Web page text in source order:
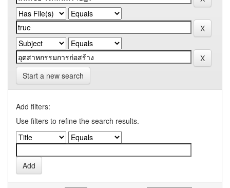
Start a new search
Add filters:
Use filters to refine the search results.